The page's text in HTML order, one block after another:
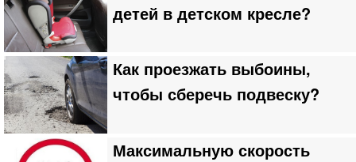
детей в детском кресле?
Как проезжать выбоины,
чтобы сберечь подвеску?
Максимальную скорость